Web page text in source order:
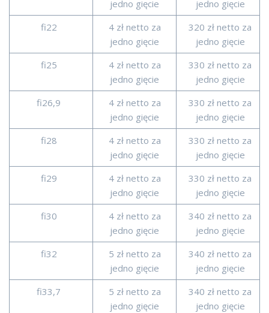
jedno gięcie
jedno gięcie
fi22
4 zł netto za
jedno gięcie
320 zł netto za
jedno gięcie
fi25
4 zł netto za
jedno gięcie
330 zł netto za
jedno gięcie
fi26,9
4 zł netto za
jedno gięcie
330 zł netto za
jedno gięcie
fi28
4 zł netto za
jedno gięcie
330 zł netto za
jedno gięcie
fi29
4 zł netto za
jedno gięcie
330 zł netto za
jedno gięcie
fi30
4 zł netto za
jedno gięcie
340 zł netto za
jedno gięcie
fi32
5 zł netto za
jedno gięcie
340 zł netto za
jedno gięcie
fi33,7
5 zł netto za
jedno gięcie
340 zł netto za
jedno gięcie